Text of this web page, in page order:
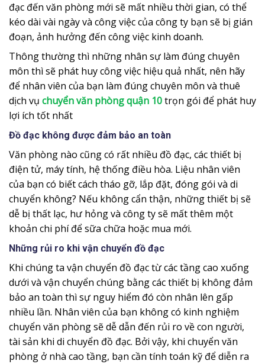
đạc đến văn phòng mới sẽ mất nhiều thời gian, có thể
kéo dài vài ngày và công việc của công ty bạn sẽ bị gián
đoạn, ảnh hưởng đến công việc kinh doanh.
Thông thường thì những nhân sự làm đúng chuyên
môn thì sẽ phát huy công việc hiệu quả nhất, nên hãy
để nhân viên của bạn làm đúng chuyên môn và thuê
dịch vụ chuyển văn phòng quận 10trọn gói để phát huy
lợi ích tốt nhất
Đồ đạc không được đảm bảo an toàn
Văn phòng nào cũng có rất nhiều đồ đạc, các thiết bị
điện tử, máy tính, hệ thống điều hòa. Liệu nhân viên
của bạn có biết cách tháo gỡ, lắp đặt, đóng gói và di
chuyển không? Nếu không cẩn thận, những thiết bị sẽ
dễ bị thất lạc, hư hỏng và công ty sẽ mất thêm một
khoản chi phí để sữa chữa hoặc mua mới.
Những rủi ro khi vận chuyển đồ đạc
Khi chúng ta vận chuyển đồ đạc từ các tầng cao xuống
dưới và vận chuyển chúng bằng các thiết bị không đảm
bảo an toàn thì sự nguy hiểm đó còn nhân lên gấp
nhiều lần. Nhân viên của bạn không có kinh nghiệm
chuyển văn phòng sẽ dễ dẫn đến rủi ro về con người,
tài sản khi di chuyển đồ đạc. Bởi vậy, khi chuyển văn
phòng ở nhà cao tầng, bạn cần tính toán kỹ để diễn ra